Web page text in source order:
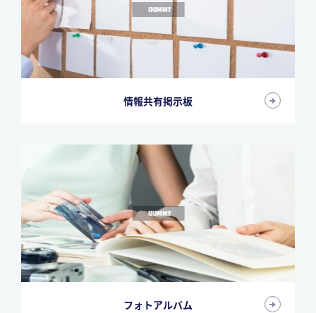
情報共有掲示板
フォトアルバム